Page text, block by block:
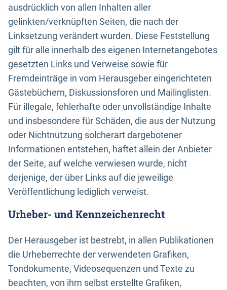
ausdrücklich von allen Inhalten aller
gelinkten/verknüpften Seiten, die nach der
Linksetzung verändert wurden. Diese Feststellung
gilt für alle innerhalb des eigenen Internetangebotes
gesetzten Links und Verweise sowie für
Fremdeinträge in vom Herausgeber eingerichteten
Gästebüchern, Diskussionsforen und Mailinglisten.
Für illegale, fehlerhafte oder unvollständige Inhalte
und insbesondere für Schäden, die aus der Nutzung
oder Nichtnutzung solcherart dargebotener
Informationen entstehen, haftet allein der Anbieter
der Seite, auf welche verwiesen wurde, nicht
derjenige, der über Links auf die jeweilige
Veröffentlichung lediglich verweist.
Urheber- und Kennzeichenrecht
Der Herausgeber ist bestrebt, in allen Publikationen
die Urheberrechte der verwendeten Grafiken,
Tondokumente, Videosequenzen und Texte zu
beachten, von ihm selbst erstellte Grafiken,